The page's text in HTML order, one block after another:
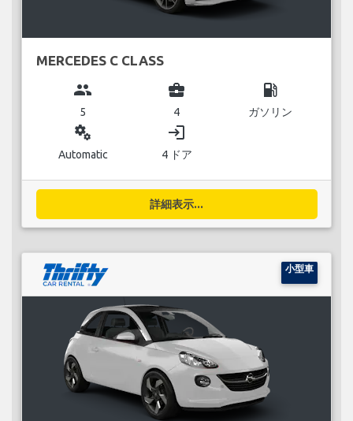
MERCEDES C CLASS
group
5
business_center
4
local_gas_station
ガソリン
miscellaneous_services
Automatic
login
4 ドア
詳細表示...
小型車